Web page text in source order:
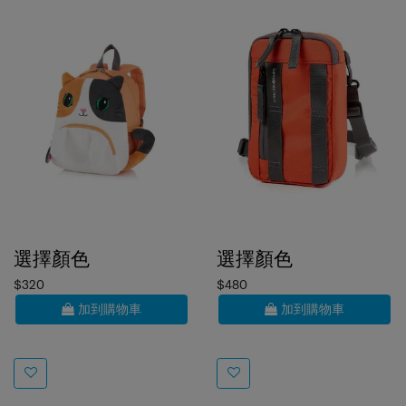
選擇顏色
$320
加到購物車
選擇顏色
$480
加到購物車